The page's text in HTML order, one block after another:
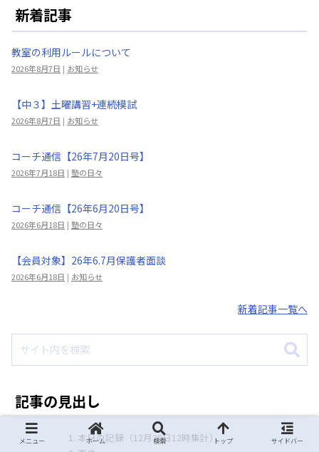
新着記事
教室の利用ルールについて
2026年8月7日 | お知らせ
【中３】土曜講習+連続模試
2026年8月7日 | お知らせ
コーチ通信【26年7月20日号】
2026年7月18日 | 塾の日々
コーチ通信【26年6月20日号】
2026年6月18日 | 塾の日々
【会員対象】26年6.7月保護者面談
2026年6月18日 | お知らせ
新着記事一覧へ
記事の見出し
本日の記録（12月29日12時集計）
メニュー ホーム 検索 トップ サイドバー